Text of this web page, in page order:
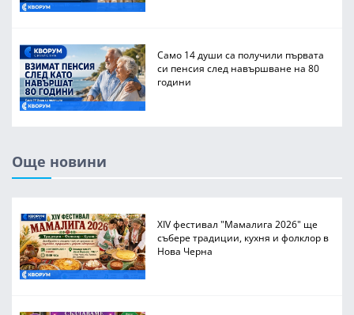
Само 14 души са получили първата
си пенсия след навършване на 80
години
Още новини
XIV фестивал "Мамалига 2026" ще
събере традиции, кухня и фолклор в
Нова Черна